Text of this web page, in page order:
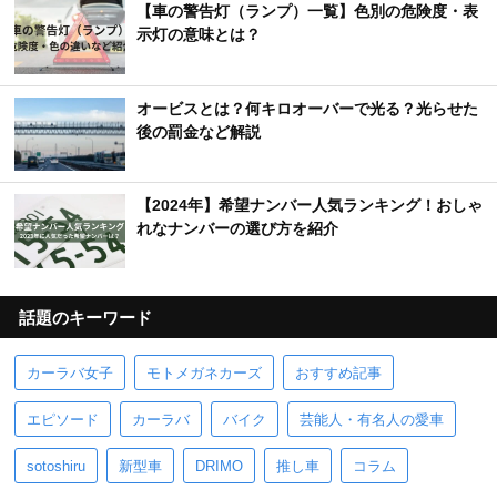
【車の警告灯（ランプ）一覧】色別の危険度・表
示灯の意味とは？
オービスとは？何キロオーバーで光る？光らせた
後の罰金など解説
【2024年】希望ナンバー人気ランキング！おしゃ
れなナンバーの選び方を紹介
話題のキーワード
カーラバ女子 モトメガネカーズ おすすめ記事
エピソード カーラバ バイク 芸能人・有名人の愛車
sotoshiru 新型車 DRIMO 推し車 コラム